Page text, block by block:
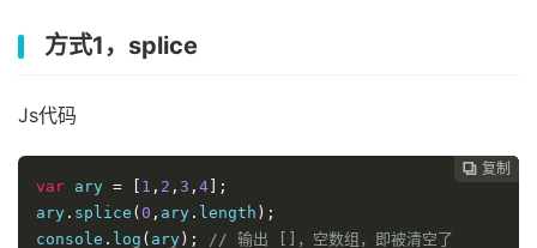
方式1，splice
Js代码
 复制
 复制
 复制
 复制
 复制
 复制
 复制
var ary = [ 1 , 2 , 3 , 4];
ary . splice (0 , ary . length );
console . log ( ary); // 输出 []，空数组，即被清空了